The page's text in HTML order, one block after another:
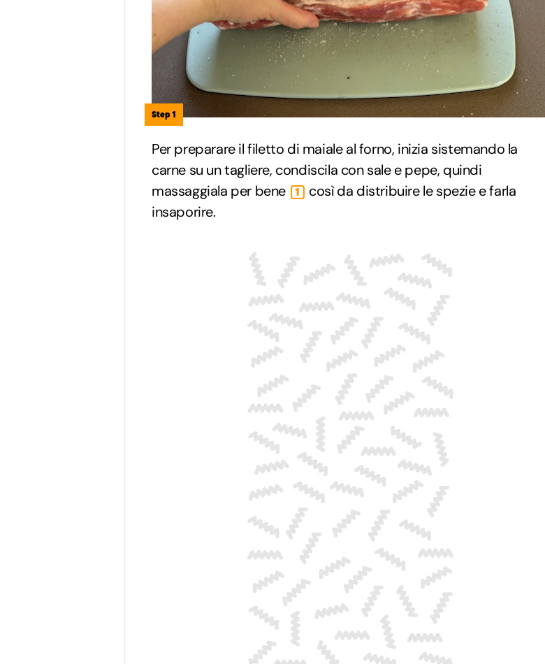
Step 1
Per preparare il filetto di maiale al forno, inizia sistemando la
carne su un tagliere, condiscila con sale e pepe, quindi
massaggiala per bene
1
così da distribuire le spezie e farla
insaporire.